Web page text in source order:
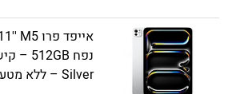
Silver – ללא מטען